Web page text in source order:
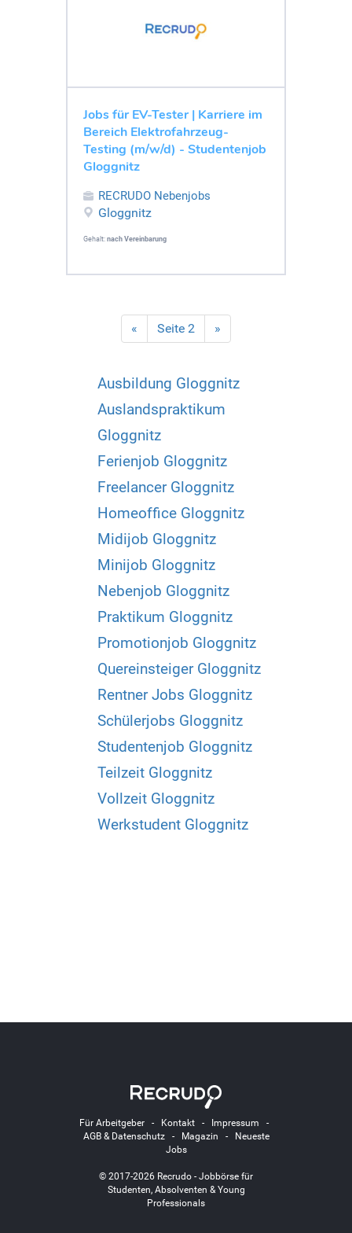
Jobs für EV-Tester | Karriere im
Bereich Elektrofahrzeug-
Testing (m/w/d) - Studentenjob
Gloggnitz
RECRUDO Nebenjobs
Gloggnitz
Gehalt: nach Vereinbarung
« Seite 2 »
Ausbildung Gloggnitz
Auslandspraktikum
Gloggnitz
Ferienjob Gloggnitz
Freelancer Gloggnitz
Homeoffice Gloggnitz
Midijob Gloggnitz
Minijob Gloggnitz
Nebenjob Gloggnitz
Praktikum Gloggnitz
Promotionjob Gloggnitz
Quereinsteiger Gloggnitz
Rentner Jobs Gloggnitz
Schülerjobs Gloggnitz
Studentenjob Gloggnitz
Teilzeit Gloggnitz
Vollzeit Gloggnitz
Werkstudent Gloggnitz
Für Arbeitgeber- Kontakt- Impressum -
AGB & Datenschutz- Magazin -
Neueste
Jobs
© 2017-2026 Recrudo - Jobbörse für
Studenten, Absolventen & Young
Professionals